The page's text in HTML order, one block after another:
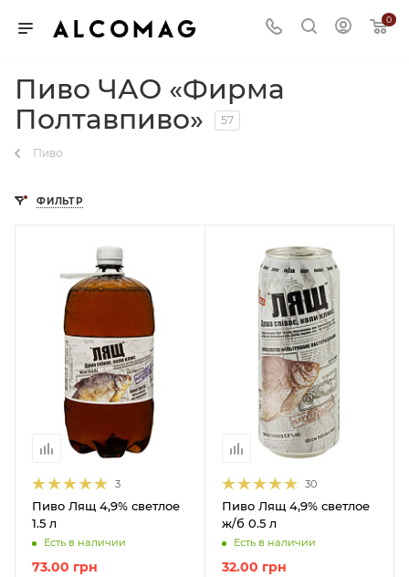
0
Пиво ЧАО «Фирма
Полтавпиво»
57
Пиво
ФИЛЬТР
3
Пиво Лящ 4,9% светлое
1.5 л
Есть в наличии
73.00 грн
30
Пиво Лящ 4,9% светлое
ж/б 0.5 л
Есть в наличии
32.00 грн